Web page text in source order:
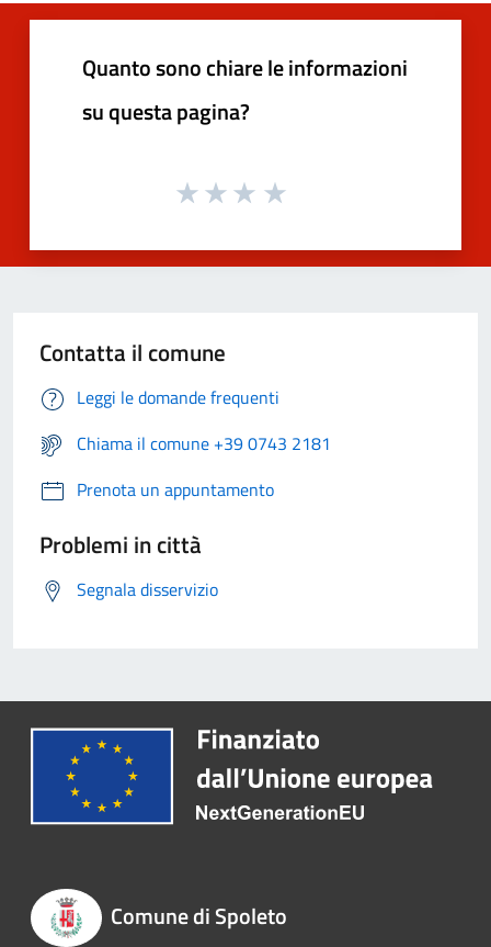
Quanto sono chiare le informazioni
su questa pagina?
Contatta il comune
Leggi le domande frequenti
Chiama il comune +39 0743 2181
Prenota un appuntamento
Problemi in città
Segnala disservizio
Comune di Spoleto